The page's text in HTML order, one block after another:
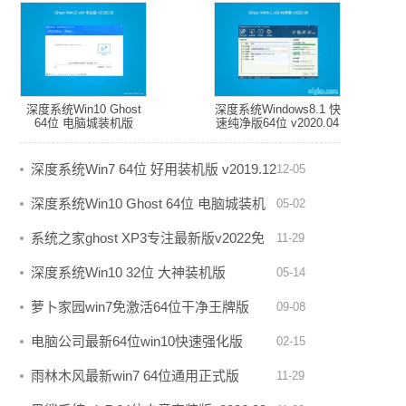
深度系统Win10 Ghost
64位 电脑城装机版
深度系统Windows8.1 快
速纯净版64位 v2020.04
深度系统Win7 64位 好用装机版 v2019.1212-05
深度系统Win10 Ghost 64位 电脑城装机
版 v2020.05
05-02
系统之家ghost XP3专注最新版v2022免
激活
11-29
深度系统Win10 32位 大神装机版
v2020.05
05-14
萝卜家园win7免激活64位干净王牌版
v2021.10
09-08
电脑公司最新64位win10快速强化版
v2022.03
02-15
雨林木风最新win7 64位通用正式版 11-29